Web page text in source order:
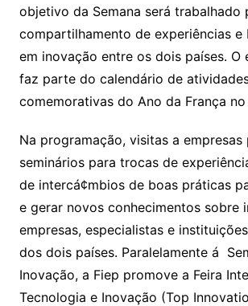
objetivo da Semana será trabalhado
compartilhamento de experiências e
em inovação entre os dois países. O
faz parte do calendário de
comemorativas do Ano da França no
Na programação, visitas a empresas
seminários para trocas de
de intercá¢mbios de boas práticas
e gerar novos conhecimentos sobre
empresas, especialistas e
dos dois países. Paralelamente á
Inovação, a Fiep promove a Feira
Tecnologia e Inovação (Top